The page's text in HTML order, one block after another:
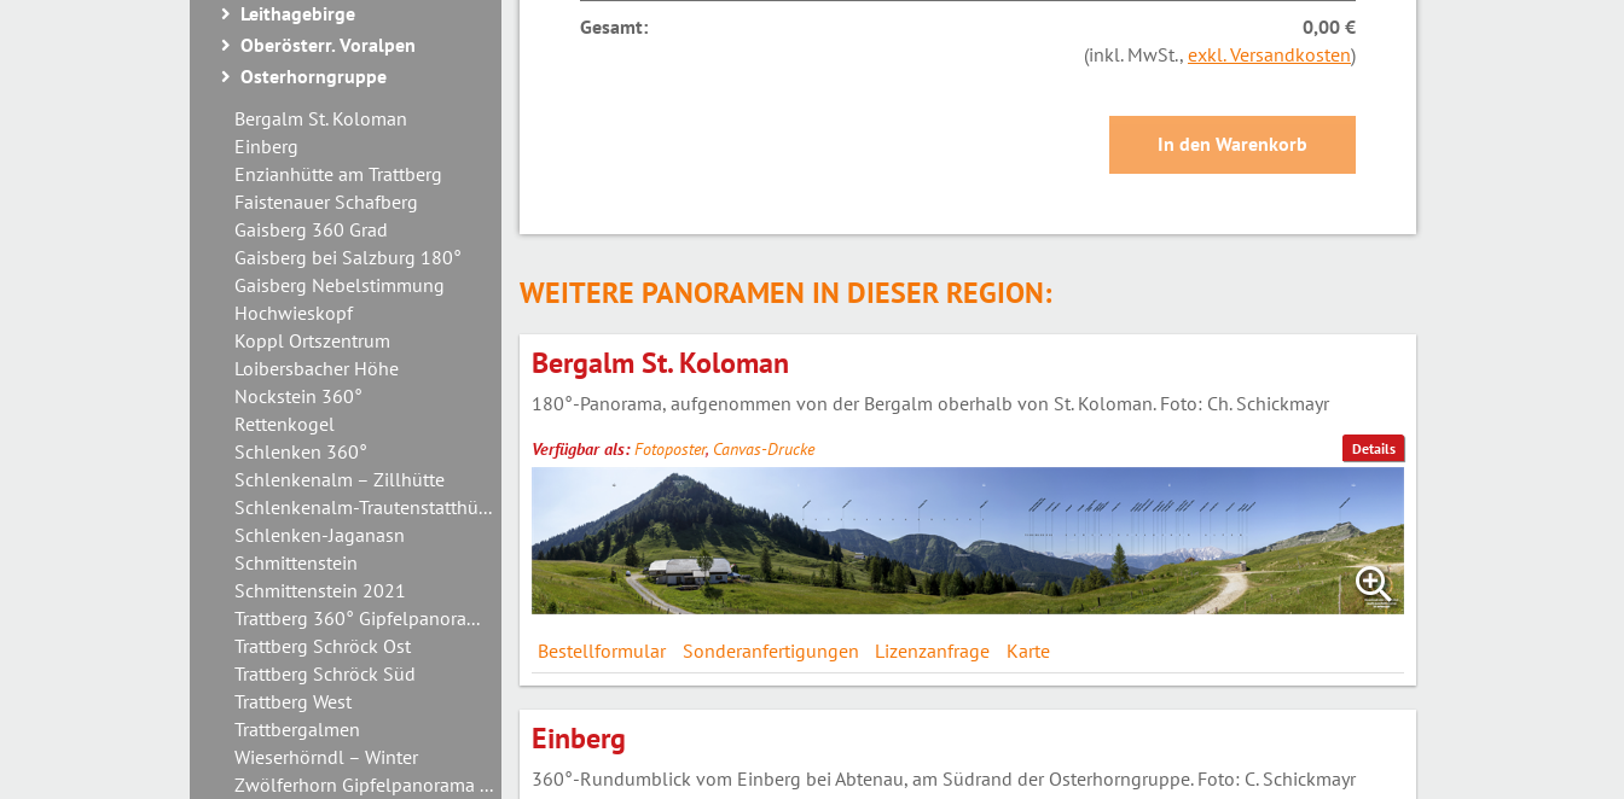
Leithagebirge
Oberösterr. Voralpen
Osterhorngruppe
Bergalm St. Koloman
Einberg
Enzianhütte am Trattberg
Faistenauer Schafberg
Gaisberg 360 Grad
Gaisberg bei Salzburg 180°
Gaisberg Nebelstimmung
Hochwieskopf
Koppl Ortszentrum
Loibersbacher Höhe
Nockstein 360°
Rettenkogel
Schlenken 360°
Schlenkenalm – Zillhütte
Schlenkenalm-Trautenstatthü...
Schlenken-Jaganasn
Schmittenstein
Schmittenstein 2021
Trattberg 360° Gipfelpanora...
Trattberg Schröck Ost
Trattberg Schröck Süd
Trattberg West
Trattbergalmen
Wieserhörndl – Winter
Zwölferhorn Gipfelpanorama ...
Gesamt:
0,00 €
(inkl. MwSt., exkl. Versandkosten)
WEITERE PANORAMEN IN DIESER REGION:
Details
Bergalm St. Koloman
180°-Panorama, aufgenommen von der Bergalm oberhalb von St. Koloman. Foto: Ch. Schickmayr
Verfügbar als:Fotoposter, Canvas-Drucke
Bestellformular Sonderanfertigungen Lizenzanfrage Karte
Einberg
360°-Rundumblick vom Einberg bei Abtenau, am Südrand der Osterhorngruppe. Foto: C. Schickmayr